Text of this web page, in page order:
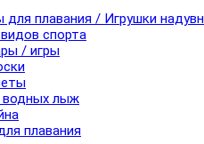
плавания / Игрушки
спорта
/ игры
водных лыж
плавания